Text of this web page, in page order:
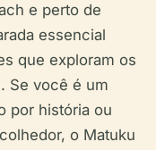
e perto de
essencial
que exploram os
Se você é um
por história ou
o Matuku